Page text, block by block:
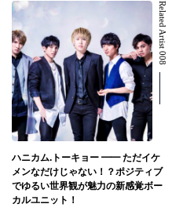
Related Artist 008
ハニカム.トーキョー ━━ ただイケ
メンなだけじゃない！？ポジティブ
でゆるい世界観が魅力の新感覚ボー
カルユニット！